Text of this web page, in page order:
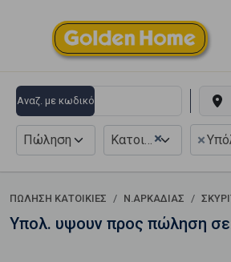
Αναζ. με κωδικό
Πώληση ×
Κατοικία ×
ΠΏΛΗΣΗ ΚΑΤΟΙΚΊΕΣ Ν.ΑΡΚΑΔΙΑΣ
Υπολ. υψουν προς πώληση